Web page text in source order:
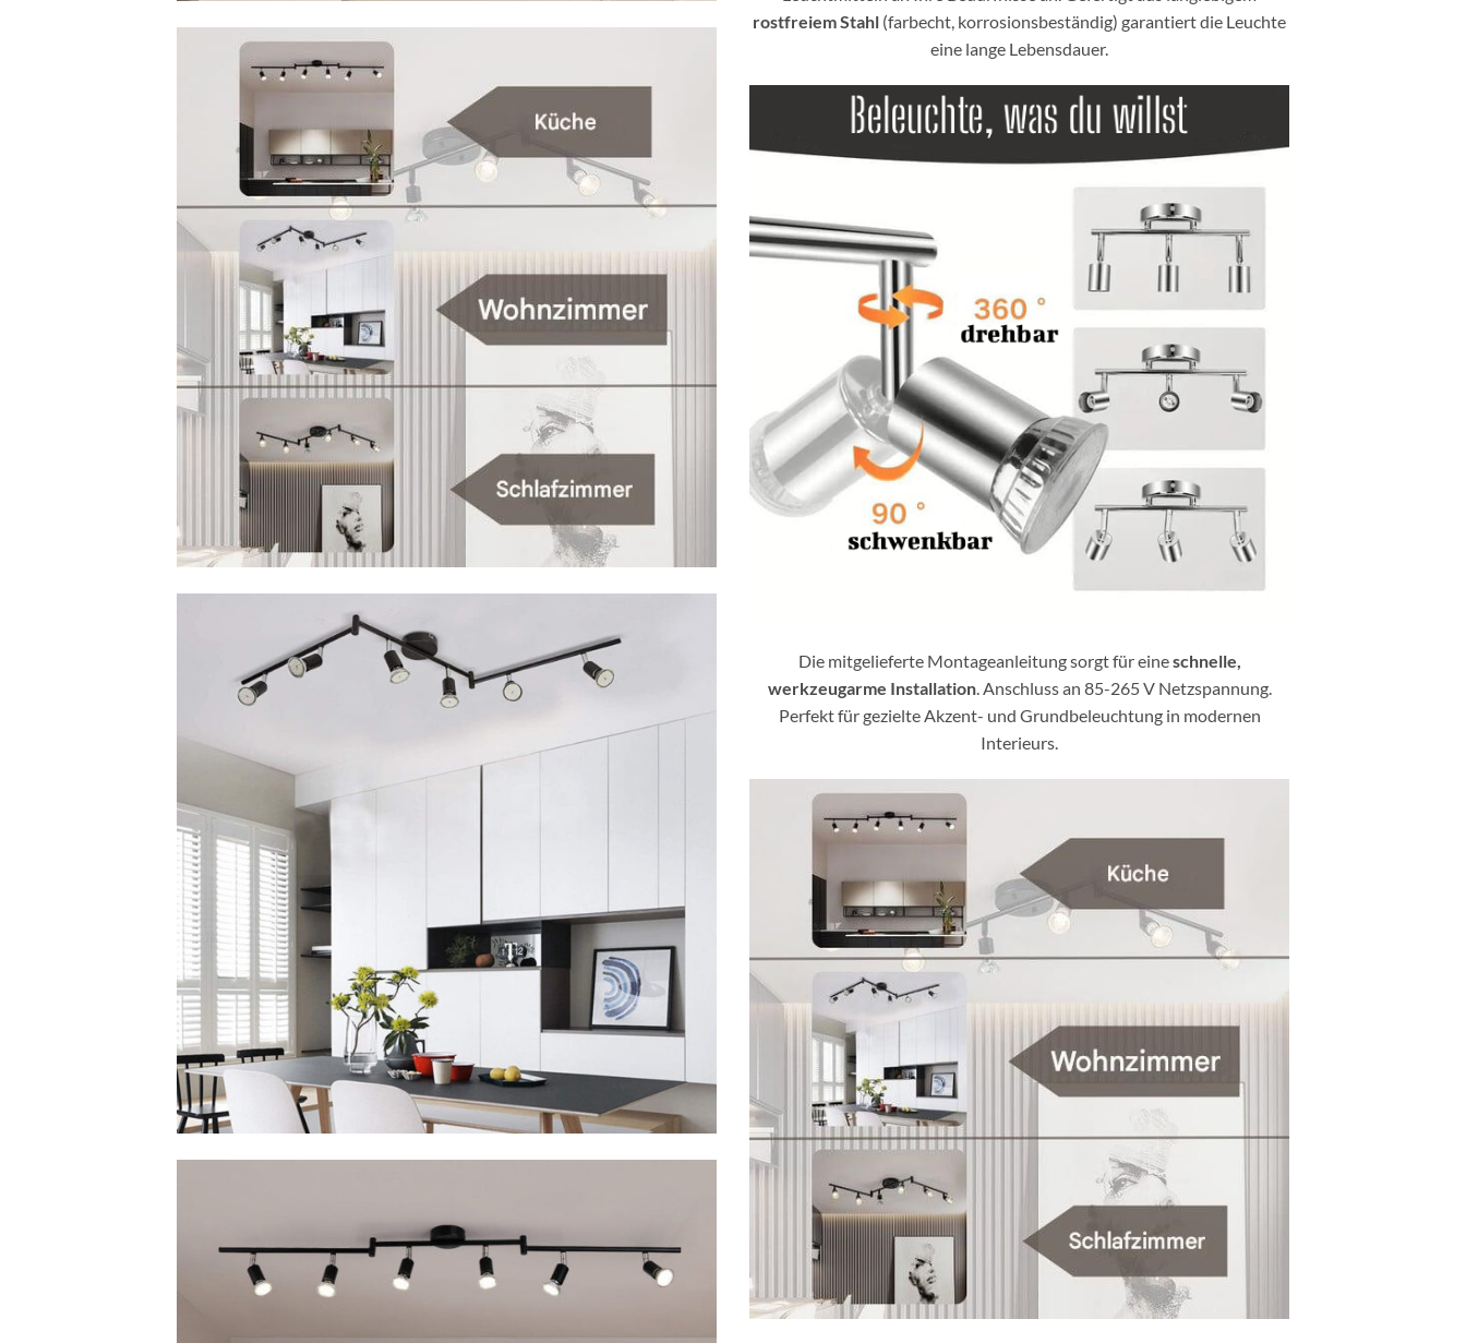
rostfreiem Stahl (farbecht, korrosionsbeständig) garantiert die Leuchte
eine lange Lebensdauer.
Die mitgelieferte Montageanleitung sorgt für eineschnelle,
werkzeugarme Installation. Anschluss an 85-265 V Netzspannung.
Perfekt für gezielte Akzent- und Grundbeleuchtung in modernen
Interieurs.